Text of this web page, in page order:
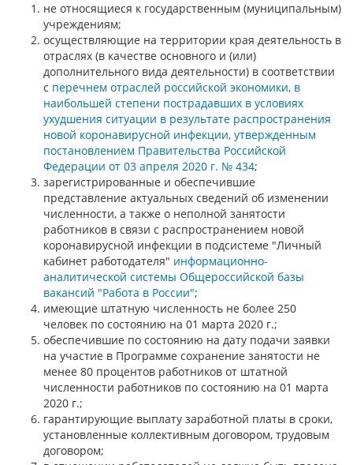
не относящиеся к государственным (муниципальным)
учреждениям;
осуществляющие на территории края деятельность в
отраслях (в качестве основного и (или)
дополнительного вида деятельности) в соответствии
с перечнем отраслей российской экономики, в
наибольшей степени пострадавших в условиях
ухудшения ситуации в результате распространения
новой коронавирусной инфекции, утвержденным
постановлением Правительства Российской
Федерации от 03 апреля 2020 г. № 434;
зарегистрированные и обеспечившие
представление актуальных сведений об изменении
численности, а также о неполной занятости
работников в связи с распространением новой
коронавирусной инфекции в подсистеме "Личный
кабинет работодателя" информационно-
аналитической системы Общероссийской базы
вакансий "Работа в России";
имеющие штатную численность не более 250
человек по состоянию на 01 марта 2020 г.;
обеспечившие по состоянию на дату подачи заявки
на участие в Программе сохранение занятости не
менее 80 процентов работников от штатной
численности работников по состоянию на 01 марта
2020 г.;
гарантирующие выплату заработной платы в сроки,
установленные коллективным договором, трудовым
договором;